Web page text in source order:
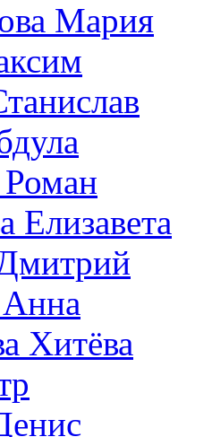
Мария
Елизавета
Хитёва